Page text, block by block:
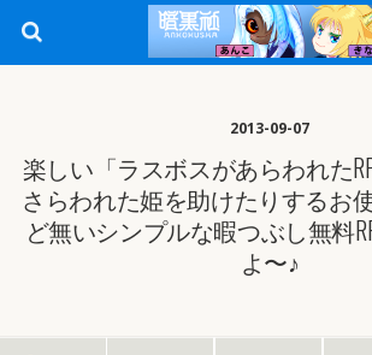
2013-09-07
楽しい「ラスボスがあらわれた
さらわれた姫を助けたりするお
ど無いシンプルな暇つぶし無料
よ〜♪